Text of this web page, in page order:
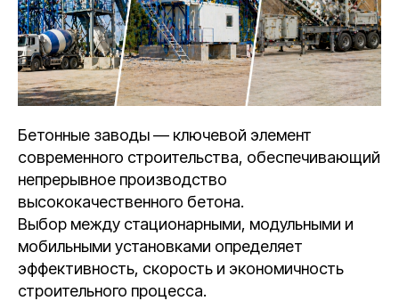
Бетонные заводы — ключевой элемент
современного строительства, обеспечивающий
непрерывное производство
высококачественного бетона.
Выбор между стационарными, модульными и
мобильными установками определяет
эффективность, скорость и экономичность
строительного процесса.